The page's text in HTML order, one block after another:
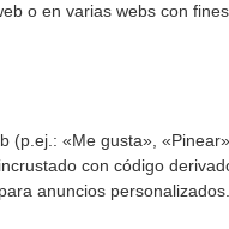
o en varias webs con
(p.ej.: «Me gusta»,
con código
anuncios personalizados.